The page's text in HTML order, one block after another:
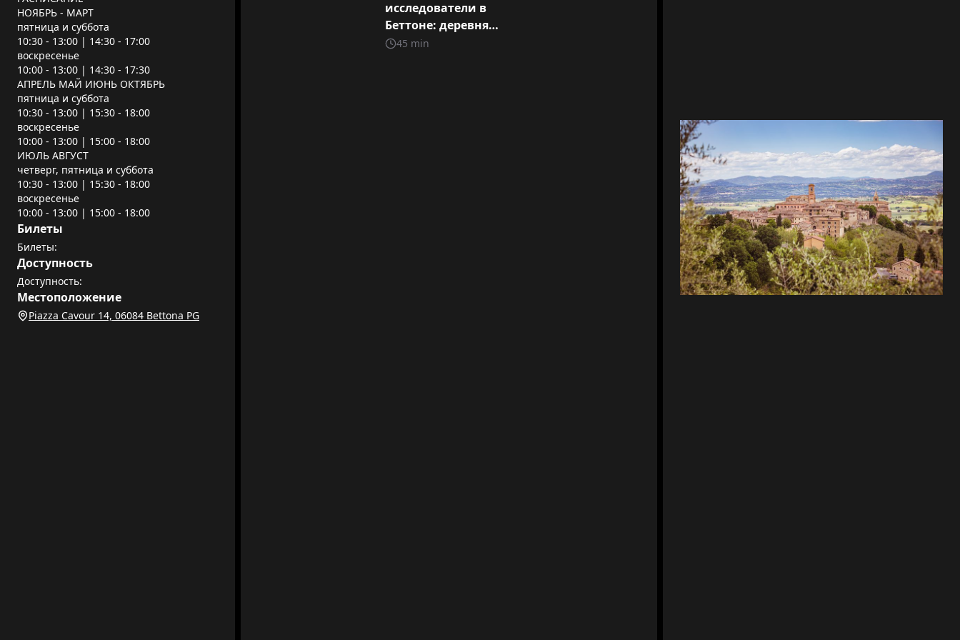
НОЯБРЬ - МАРТ
пятница и суббота
10:30 - 13:00 | 14:30 - 17:00
воскресенье
10:00 - 13:00 | 14:30 - 17:30
АПРЕЛЬ МАЙ ИЮНЬ ОКТЯБРЬ
пятница и суббота
10:30 - 13:00 | 15:30 - 18:00
воскресенье
10:00 - 13:00 | 15:00 - 18:00
ИЮЛЬ АВГУСТ
четверг, пятница и суббота
10:30 - 13:00 | 15:30 - 18:00
воскресенье
10:00 - 13:00 | 15:00 - 18:00
Билеты
Билеты:
Доступность
Доступность:
Местоположение
Piazza Cavour 14, 06084 Bettona PG
исследователи в
Беттоне: деревня с
тысячей историй
45 min